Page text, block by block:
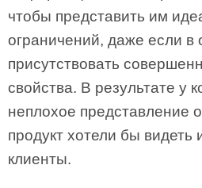
чтобы представить им
ограничений, даже если в
присутствовать
свойства. В результате у
неплохое представление
продукт хотели бы видеть
клиенты.